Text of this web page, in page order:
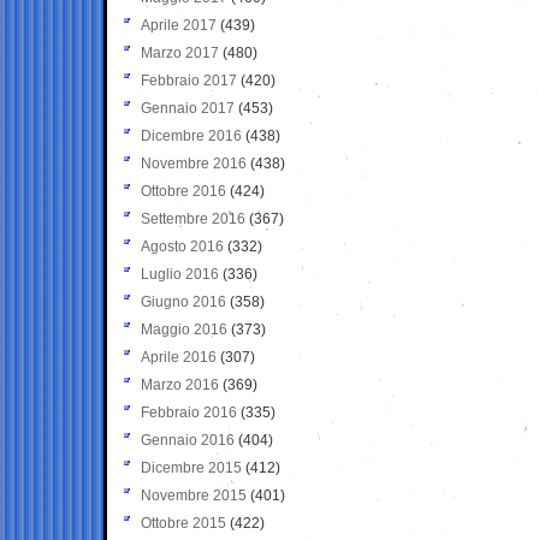
Aprile 2017 (439)
Marzo 2017 (480)
Febbraio 2017 (420)
Gennaio 2017 (453)
Dicembre 2016 (438)
Novembre 2016 (438)
Ottobre 2016 (424)
Settembre 2016 (367)
Agosto 2016 (332)
Luglio 2016 (336)
Giugno 2016 (358)
Maggio 2016 (373)
Aprile 2016 (307)
Marzo 2016 (369)
Febbraio 2016 (335)
Gennaio 2016 (404)
Dicembre 2015 (412)
Novembre 2015 (401)
Ottobre 2015 (422)